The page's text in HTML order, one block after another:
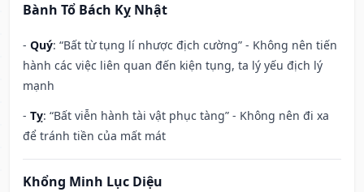
Bành Tổ Bách Kỵ Nhật
- Quý: “Bất từ tụng lí nhược địch cường” - Không nên tiến
hành các việc liên quan đến kiện tụng, ta lý yếu địch lý
mạnh
- Tỵ: “Bất viễn hành tài vật phục tàng” - Không nên đi xa
để tránh tiền của mất mát
Khổng Minh Lục Diệu